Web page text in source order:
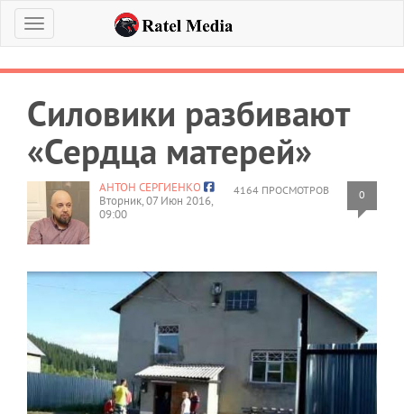
Меню
Силовики разбивают
«Сердца матерей»
4164 ПРОСМОТРОВ 0
АНТОН СЕРГИЕНКО
Вторник, 07 Июн 2016,
09:00